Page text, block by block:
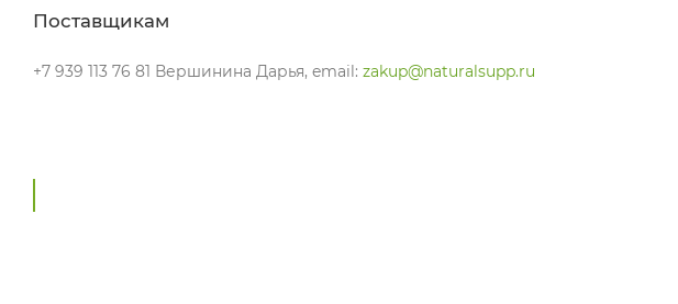
Поставщикам
+7 939 113 76 81 Вершинина Дарья, email: zakup@naturalsupp.ru